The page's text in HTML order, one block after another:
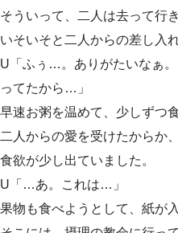
そういって、二人は去って行
いそいそと二人からの差し入
U「ふぅ…。ありがたいなぁ
ってたから…」
早速お粥を温めて、少しずつ
二人からの愛を受けたからか
食欲が少し出ていました。
U「…あ。これは…」
果物も食べようとして、紙が